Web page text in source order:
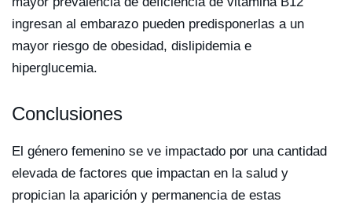
ingresan al embarazo pueden predisponerlas a un
mayor riesgo de obesidad, dislipidemia e
hiperglucemia.
Conclusiones
El género femenino se ve impactado por una cantidad
elevada de factores que impactan en la salud y
propician la aparición y permanencia de estas